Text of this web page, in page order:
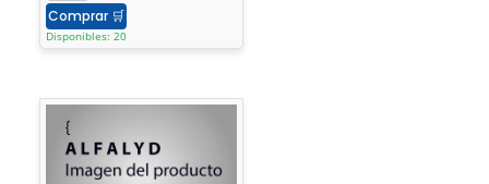
Comprar 🛒
Disponibles: 20